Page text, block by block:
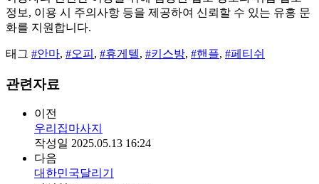
정보, 이용 시 주의사항 등을 제공하여 신뢰할 수 있는 유흥 문
화를 지원합니다.
태그 #안마, #오피 , #휴게텔, #키스방, #핸플, #페티쉬
관련자료
이전
우리집마사지
작성일 2025.05.13 16:24
다음
대한민국달리기